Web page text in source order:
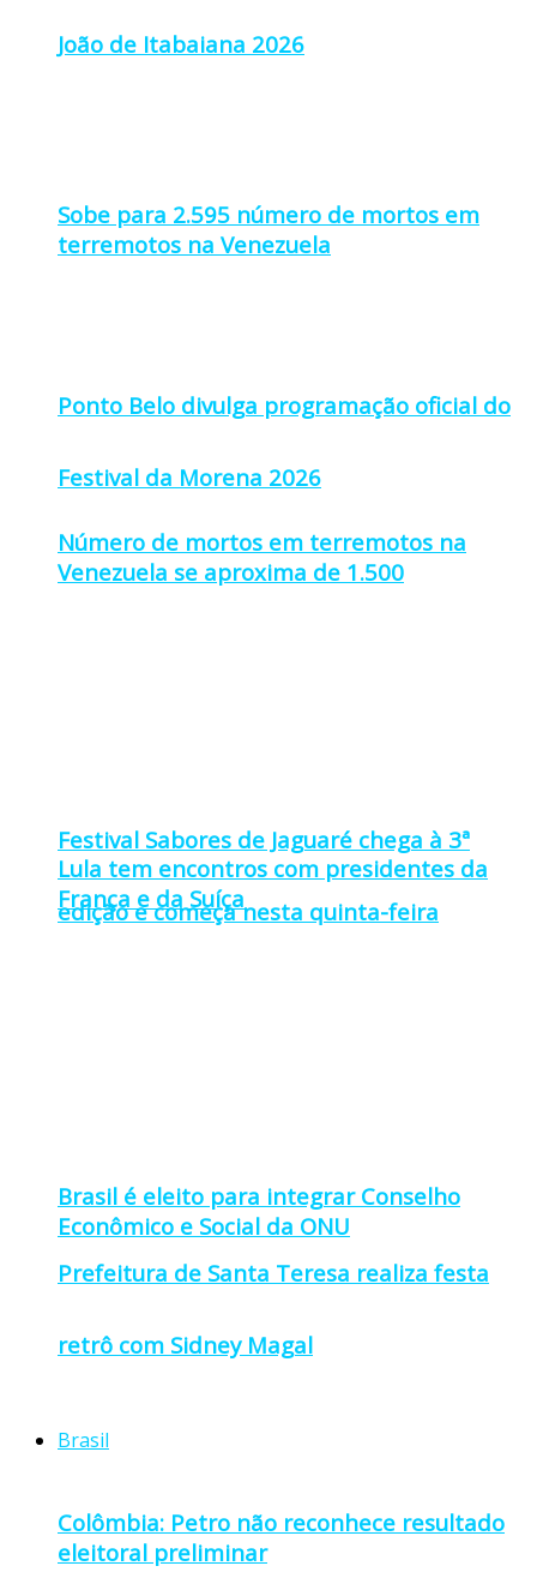
João de Itabaiana 2026
Ponto Belo divulga programação oficial do
Festival da Morena 2026
Festival Sabores de Jaguaré chega à 3ª
edição e começa nesta quinta-feira
Prefeitura de Santa Teresa realiza festa
retrô com Sidney Magal
Brasil
Sobe para 2.595 número de mortos em
terremotos na Venezuela
Número de mortos em terremotos na
Venezuela se aproxima de 1.500
Lula tem encontros com presidentes da
França e da Suíça
Brasil é eleito para integrar Conselho
Econômico e Social da ONU
Colômbia: Petro não reconhece resultado
eleitoral preliminar